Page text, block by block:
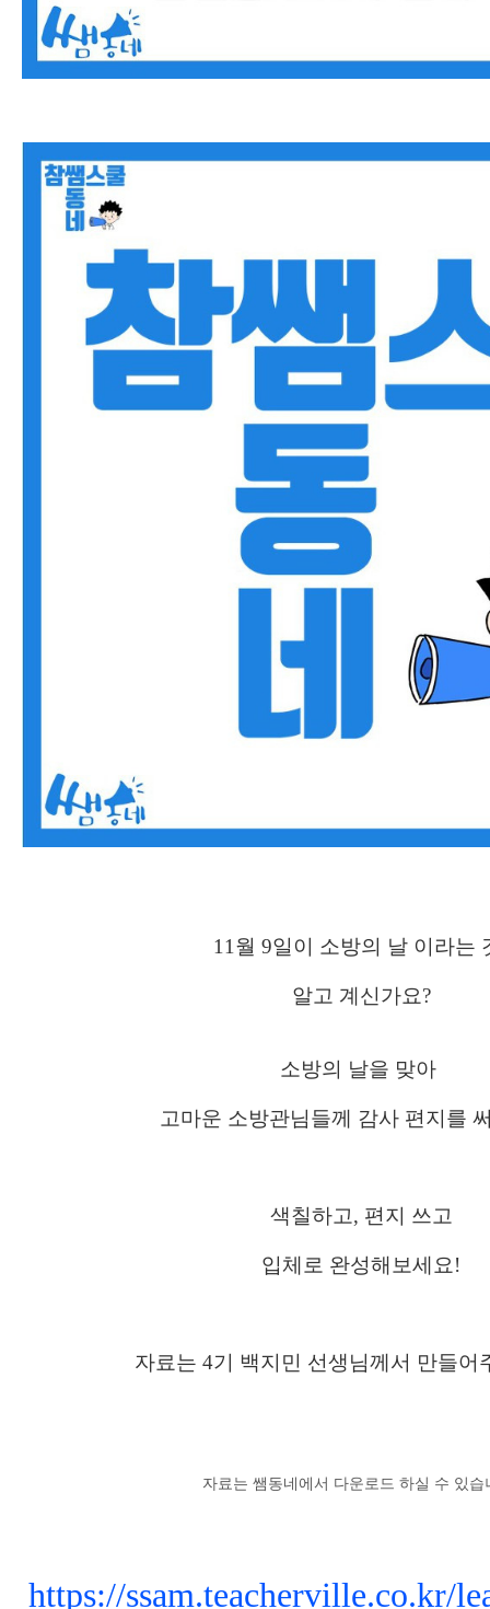
11월 9일이 소방의 날 이라는
알고 계신가요?
소방의 날을 맞아
고마운 소방관님들께 감사 편지를
색칠하고, 편지 쓰고
입체로 완성해보세요!
자료는 4기 백지민 선생님께서 만들어
자료는 쌤동네에서 다운로드 하실 수 있습
https://ssam.teacherville.co.kr/